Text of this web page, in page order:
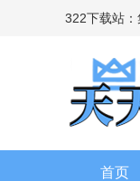
322下载站
首页